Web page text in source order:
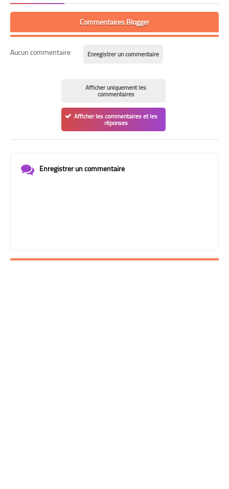
Commentaires Blogger
Aucun commentaire Enregistrer un commentaire
Afficher uniquement les
commentaires
Afficher les commentaires et les
réponses
Enregistrer un commentaire